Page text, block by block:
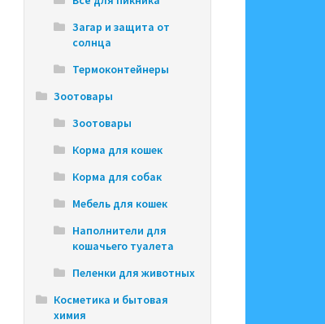
Загар и защита от
солнца
Термоконтейнеры
Зоотовары
Зоотовары
Корма для кошек
Корма для собак
Мебель для кошек
Наполнители для
кошачьего туалета
Пеленки для животных
Косметика и бытовая
химия